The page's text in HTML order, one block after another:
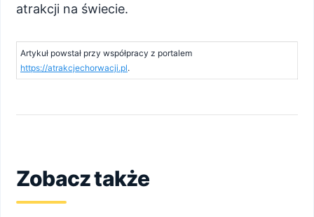
atrakcji na świecie.
Artykuł powstał przy współpracy z portalem
https://atrakcjechorwacji.pl.
Zobacz także